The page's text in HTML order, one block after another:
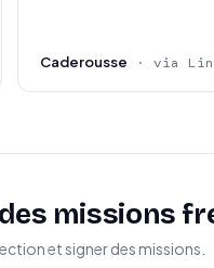
Caderousse · via
missions
et signer des missions.